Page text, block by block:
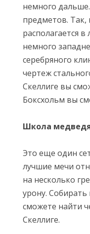
немного
предметов. Так,
располагается
немного
серебряного
чертеж
Скеллиге вы
Боксхольм вы
Школа
Это еще один
лучшие мечи
на несколько
урону.
сможете найти
Скеллиге.